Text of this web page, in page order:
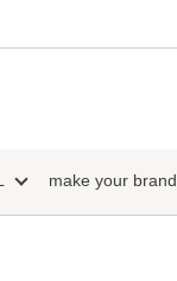
make your brand